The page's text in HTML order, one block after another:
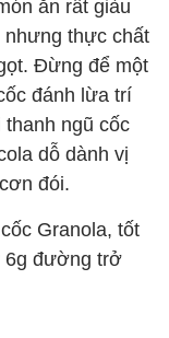
ăn rất giàu
thực chất
Đừng để một
đánh lừa trí
thanh ngũ cốc
dỗ dành vị
đói.
Granola, tốt
6g đường trở